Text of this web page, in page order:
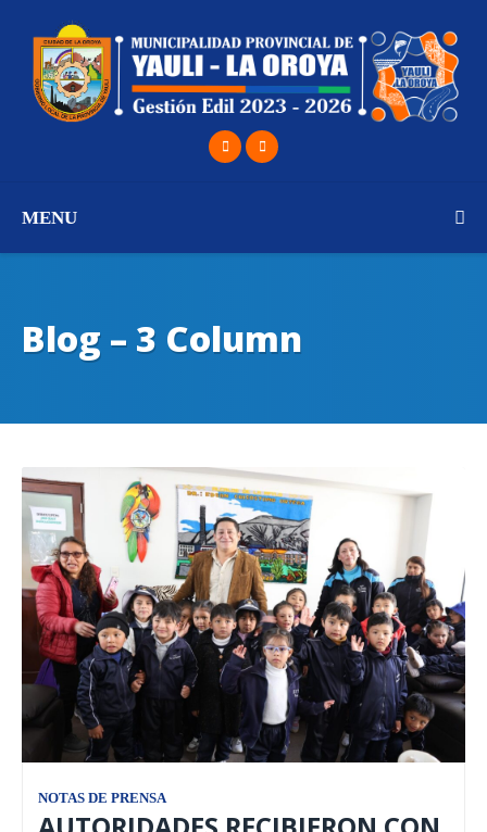
MENU
Blog – 3 Column
NOTAS DE PRENSA